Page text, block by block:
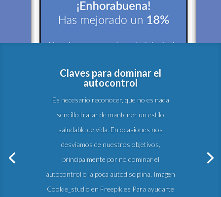
Claves para dominar el
autocontrol
Es necesario reconocer, que no es nada
sencillo tratar de mantener un estilo
saludable de vida. En ocasiones nos
desviamos de nuestros objetivos,
principalmente por no dominar el
autocontrol o la poca autodisciplina. Imagen
Cookie_studio en Freepik.es Para ayudarte